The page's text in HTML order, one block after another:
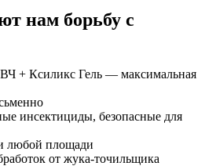
нам борьбу с
+ Ксиликс Гель — максимальная
инсектициды, безопасные для
любой площади
от жука-точильщика